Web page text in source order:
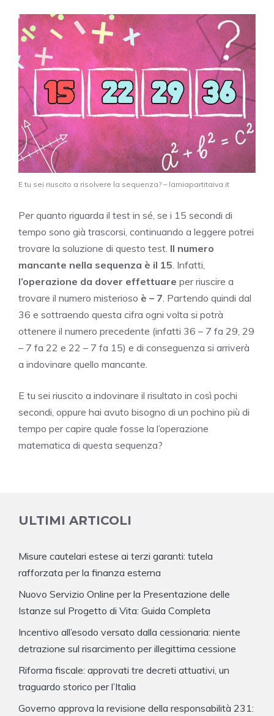
E tu sei riuscito a risolvere la sequenza? – lamiapartitaiva.it
Per quanto riguarda il test in sé, se i 15 secondi di
tempo sono già trascorsi, continuando a leggere potrei
trovare la soluzione di questo test. Il numero
mancante nella sequenza è il 15 . Infatti,
l’operazione da dover effettuare per riuscire a
trovare il numero misterioso è – 7 . Partendo quindi dal
36 e sottraendo questa cifra ogni volta si potrà
ottenere il numero precedente (infatti 36 – 7 fa 29, 29
– 7 fa 22 e 22 – 7 fa 15) e di conseguenza si arriverà
a indovinare quello mancante.
E tu sei riuscito a indovinare il risultato in così pochi
secondi, oppure hai avuto bisogno di un pochino più di
tempo per capire quale fosse la l’operazione
matematica di questa sequenza?
ULTIMI ARTICOLI
Misure cautelari estese ai terzi garanti: tutela
rafforzata per la finanza esterna
Nuovo Servizio Online per la Presentazione delle
Istanze sul Progetto di Vita: Guida Completa
Incentivo all’esodo versato dalla cessionaria: niente
detrazione sul risarcimento per illegittima cessione
Riforma fiscale: approvati tre decreti attuativi, un
traguardo storico per l’Italia
Governo approva la revisione della responsabilità 231: